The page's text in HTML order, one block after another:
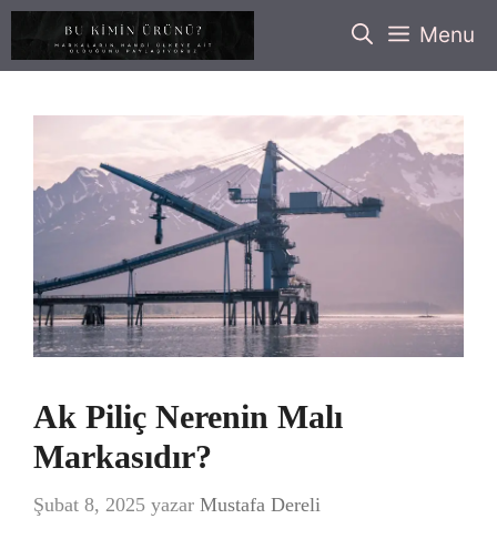
İçeriğe
Menu
Ak Piliç Nerenin Malı
Markasıdır?
Şubat 8, 2025 yazar Mustafa Dereli